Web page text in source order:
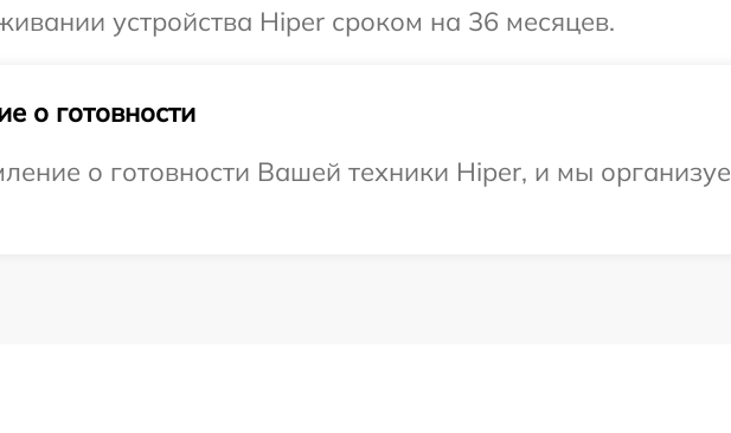
устройства Hiper сроком на 36 месяцев.
о готовности
о готовности Вашей техники Hiper, и мы